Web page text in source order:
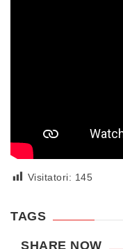
Visitatori: 145
TAGS
SHARE NOW